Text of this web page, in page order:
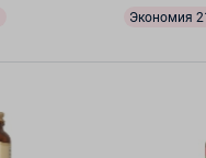
Экономия